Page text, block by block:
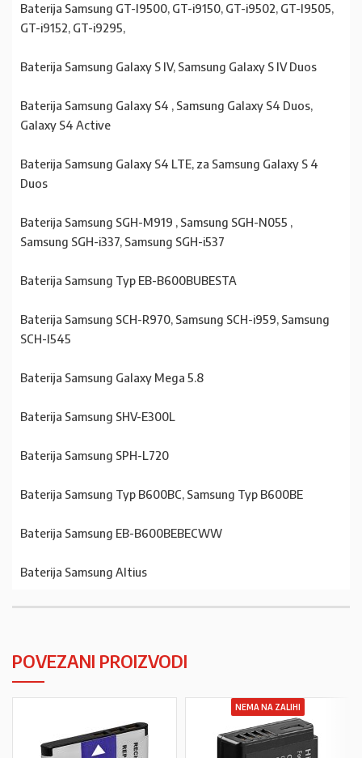
Baterija Samsung GT-I9500, GT-i9150, GT-i9502, GT-I9505,
GT-i9152, GT-i9295,
Baterija Samsung Galaxy S IV, Samsung Galaxy S IV Duos
Baterija Samsung Galaxy S4 , Samsung Galaxy S4 Duos,
Galaxy S4 Active
Baterija Samsung Galaxy S4 LTE, za Samsung Galaxy S 4
Duos
Baterija Samsung SGH-M919 , Samsung SGH-N055 ,
Samsung SGH-i337, Samsung SGH-i537
Baterija Samsung Typ EB-B600BUBESTA
Baterija Samsung SCH-R970, Samsung SCH-i959, Samsung
SCH-I545
Baterija Samsung Galaxy Mega 5.8
Baterija Samsung SHV-E300L
Baterija Samsung SPH-L720
Baterija Samsung Typ B600BC, Samsung Typ B600BE
Baterija Samsung EB-B600BEBECWW
Baterija Samsung Altius
POVEZANI PROIZVODI
NEMA NA ZALIHI